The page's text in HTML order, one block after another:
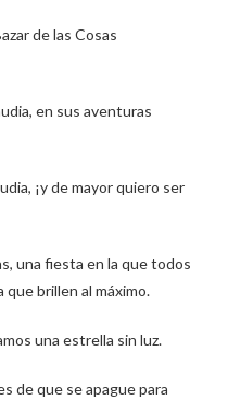
de las Cosas
en sus aventuras
¡y de mayor quiero ser
una fiesta en la que todos
brillen al máximo.
una estrella sin luz.
de que se apague para